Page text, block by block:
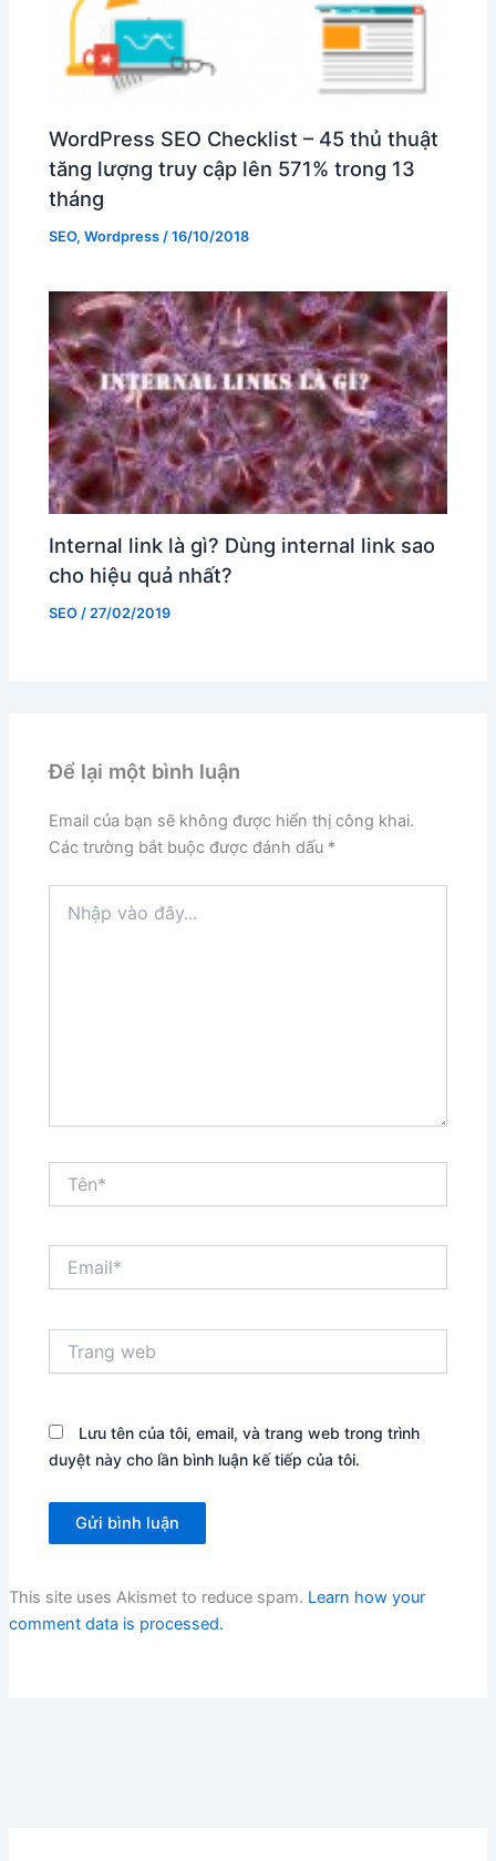
WordPress SEO Checklist – 45 thủ thuật
tăng lượng truy cập lên 571% trong 13
tháng
SEO,Wordpress /16/10/2018
Internal link là gì? Dùng internal link sao
cho hiệu quả nhất?
SEO / 27/02/2019
Để lại một bình luận
Email của bạn sẽ không được hiển thị công khai.
Các trường bắt buộc được đánh dấu *
vào
web
Lưu tên của tôi, email, và trang web trong trình
duyệt này cho lần bình luận kế tiếp của tôi.
This site uses Akismet to reduce spam. Learn how your
comment data is processed.